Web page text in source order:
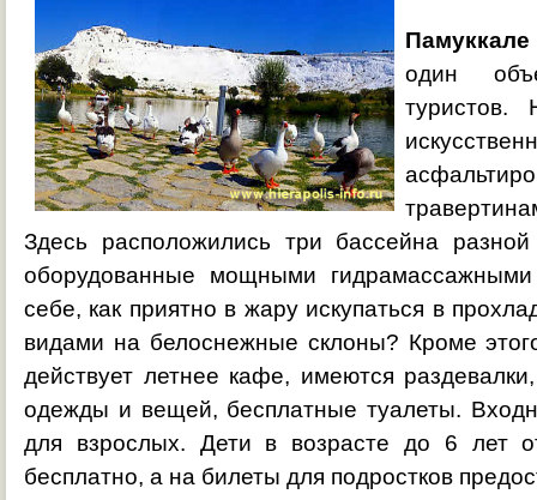
один
туристов.
Здесь расположились три бассейна
оборудованные мощными гидрамассажными
себе, как приятно в жару искупаться в
видами на белоснежные склоны? Кроме
действует летнее кафе, имеются
одежды и вещей, бесплатные туалеты.
для взрослых. Дети в возрасте до 6 лет
бесплатно, а на билеты для подростков